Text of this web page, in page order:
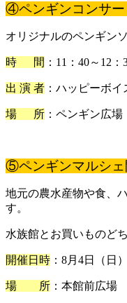
④ペンギンコンサー
オリジナルのペンギン
時 間 ：11：40～12：
出 演 者 ：ハッピーボ
場 所 ：ペンギン広場
⑤ペンギンマルシェ
地元の農水産物や食、
す。
水族館とお買いものど
開催日時 ：8月4日（日
場 所 ：本館前広場